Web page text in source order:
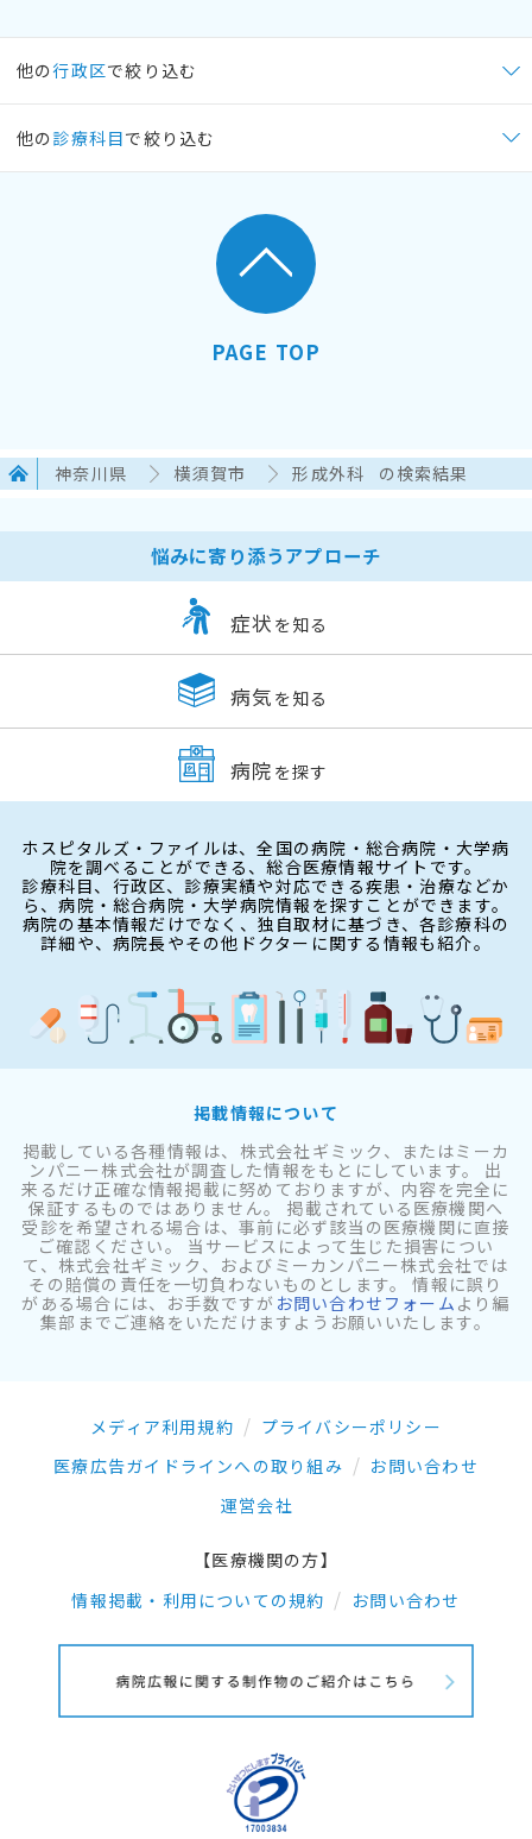
他の行政区で絞り込む
他の 診療科目で絞り込む
PAGE TOP
神奈川県 横須賀市 形成外科 の検索結果
悩みに寄り添うアプローチ
症状 を知る
病気 を知る
病院 を探す
ホスピタルズ・ファイルは、全国の病院・総合病院・大学病
院を調べることができる、総合医療情報サイトです。
診療科目、行政区、診療実績や対応できる疾患・治療などか
ら、病院・総合病院・大学病院情報を探すことができます。
病院の基本情報だけでなく、独自取材に基づき、各診療科の
詳細や、病院長やその他ドクターに関する情報も紹介。
掲載情報について
掲載している各種情報は、株式会社ギミック、またはミーカ
ンパニー株式会社が調査した情報をもとにしています。 出
来るだけ正確な情報掲載に努めておりますが、内容を完全に
保証するものではありません。 掲載されている医療機関へ
受診を希望される場合は、事前に必ず該当の医療機関に直接
ご確認ください。 当サービスによって生じた損害につい
て、株式会社ギミック、およびミーカンパニー株式会社では
その賠償の責任を一切負わないものとします。 情報に誤り
がある場合には、お手数ですが お問い合わせフォーム より編
集部までご連絡をいただけますようお願いいたします。
メディア利用規約
プライバシーポリシー
医療広告ガイドラインへの取り組み
お問い合わせ
運営会社
【医療機関の方】
情報掲載・利用についての規約
お問い合わせ